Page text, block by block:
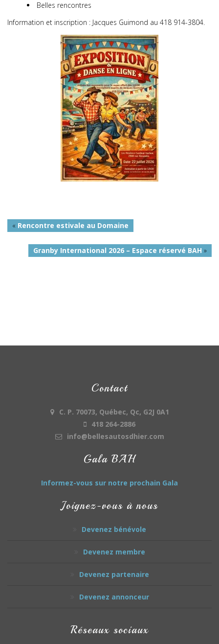
Belles rencontres
Information et inscription : Jacques Guimond au 418 914-3804.
« Rencontre estivale au Domaine
Granby International 2026 – Espace réservé BAH »
Contact
C. P. 70073, Québec, Qc, G2J 0A1
418 264-2886
info@bellesautosdhier.com
Gala BAH
Informez-vous sur notre prochain Gala
Joignez-vous à nous
Devenez bénévole
Devenez membre
Devenez partenaire
Devenez annonceur
Réseaux sociaux